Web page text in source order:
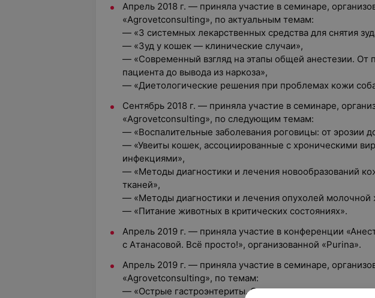
Апрель 2018 г. — приняла участие в семинаре,
«Agrovetconsulting», по актуальным темам:
— «3 системных лекарственных средства для снятия
— «Зуд у кошек — клинические случаи»,
— «Современный взгляд на этапы общей анестезии. От
пациента до вывода из наркоза»,
— «Диетологические решения при проблемах кожи
Сентябрь 2018 г. — приняла участие в семинаре,
«Agrovetconsulting», по следующим темам:
— «Воспалительные заболевания роговицы: от эрозии
— «Увеиты кошек, ассоциированные с хроническими
инфекциями»,
— «Методы диагностики и лечения новообразований
тканей»,
— «Методы диагностики и лечения опухолей молочной
— «Питание животных в критических состояниях».
Апрель 2019 г. — приняла участие в конференции
с Атанасовой. Всё просто!», организованной «Purina».
Апрель 2019 г. — приняла участие в семинаре,
«Agrovetconsulting», по темам:
— «Острые гастроэнтериты. Синдром геморрогического